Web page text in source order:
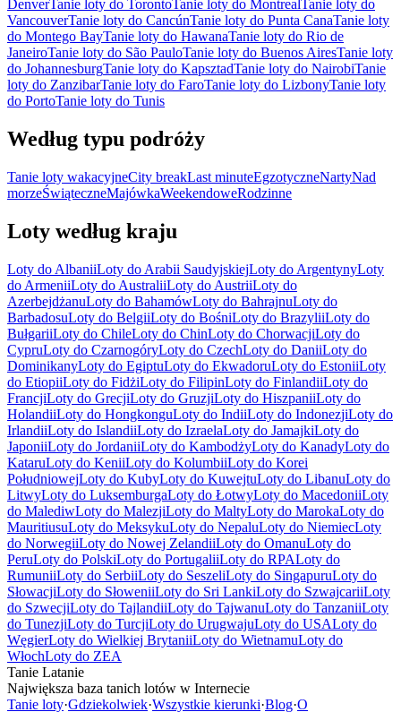
DenverTanie loty do TorontoTanie loty do MontrealTanie loty do
VancouverTanie loty do CancúnTanie loty do Punta CanaTanie loty
do Montego BayTanie loty do HawanaTanie loty do Rio de
JaneiroTanie loty do São PauloTanie loty do Buenos AiresTanie loty
do JohannesburgTanie loty do KapsztadTanie loty do NairobiTanie
loty do ZanzibarTanie loty do FaroTanie loty do LizbonyTanie loty
do PortoTanie loty do Tunis
Według typu podróży
Tanie loty wakacyjneCity breakLast minuteEgzotyczneNartyNad
morzeŚwiąteczneMajówkaWeekendoweRodzinne
Loty według kraju
Loty do AlbaniiLoty do Arabii SaudyjskiejLoty do ArgentynyLoty
do ArmeniiLoty do AustraliiLoty do AustriiLoty do
AzerbejdżanuLoty do BahamówLoty do BahrajnuLoty do
BarbadosuLoty do BelgiiLoty do BośniLoty do BrazyliiLoty do
BułgariiLoty do ChileLoty do ChinLoty do ChorwacjiLoty do
CypruLoty do CzarnogóryLoty do CzechLoty do DaniiLoty do
DominikanyLoty do EgiptuLoty do EkwadoruLoty do EstoniiLoty
do EtiopiiLoty do FidżiLoty do FilipinLoty do FinlandiiLoty do
FrancjiLoty do GrecjiLoty do GruzjiLoty do HiszpaniiLoty do
HolandiiLoty do HongkonguLoty do IndiiLoty do IndonezjiLoty do
IrlandiiLoty do IslandiiLoty do IzraelaLoty do JamajkiLoty do
JaponiiLoty do JordaniiLoty do KambodżyLoty do KanadyLoty do
KataruLoty do KeniiLoty do KolumbiiLoty do Korei
PołudniowejLoty do KubyLoty do KuwejtuLoty do LibanuLoty do
LitwyLoty do LuksemburgaLoty do ŁotwyLoty do MacedoniiLoty
do MalediwLoty do MalezjiLoty do MaltyLoty do MarokaLoty do
MauritiusuLoty do MeksykuLoty do NepaluLoty do NiemiecLoty
do NorwegiiLoty do Nowej ZelandiiLoty do OmanuLoty do
PeruLoty do PolskiLoty do PortugaliiLoty do RPALoty do
RumuniiLoty do SerbiiLoty do SeszeliLoty do SingapuruLoty do
SłowacjiLoty do SłoweniiLoty do Sri LankiLoty do SzwajcariiLoty
do SzwecjiLoty do TajlandiiLoty do TajwanuLoty do TanzaniiLoty
do TunezjiLoty do TurcjiLoty do UrugwajuLoty do USALoty do
WęgierLoty do Wielkiej BrytaniiLoty do WietnamuLoty do
WłochLoty do ZEA
Tanie Latanie
Największa baza tanich lotów w Internecie
Tanie loty·Gdziekolwiek·Wszystkie kierunki·Blog·O